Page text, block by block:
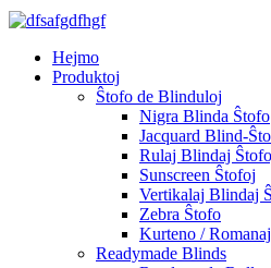
Hejmo
Produktoj
Ŝtofo de Blinduloj
Nigra Blinda Ŝtofo
Jacquard Blind-
Rulaj Blindaj
Sunscreen Ŝtofoj
Vertikalaj Blindaj
Zebra Ŝtofo
Kurteno /
Readymade Blinds